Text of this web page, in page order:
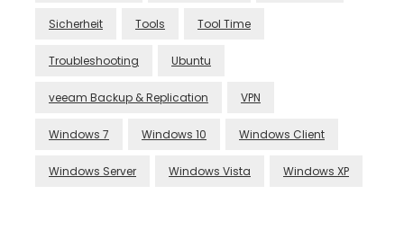
Sicherheit Tools Tool Time
Troubleshooting Ubuntu
veeam Backup & Replication VPN
Windows 7 Windows 10 Windows Client
Windows Server Windows Vista Windows XP